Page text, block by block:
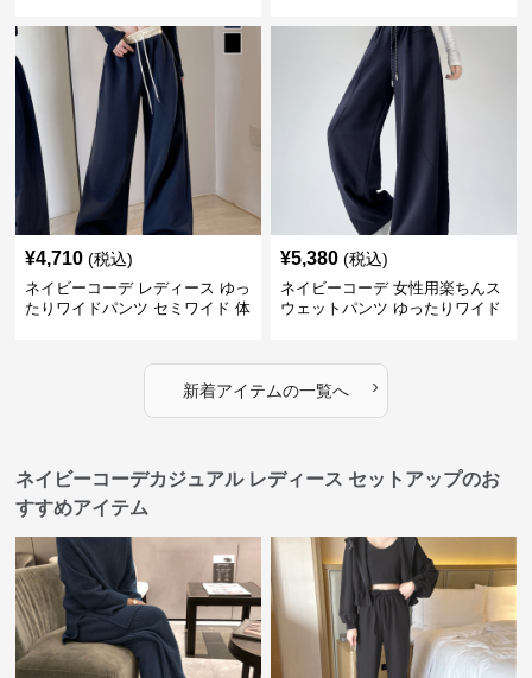
¥4,710 (税込)
ネイビーコーデ レディース ゆっ
たりワイドパンツ セミワイド 体
¥5,380 (税込)
ネイビーコーデ 女性用楽ちんス
ウェットパンツ ゆったりワイド
新着アイテムの一覧へ ›
ネイビーコーデカジュアル レディース セットアップのお
すすめアイテム